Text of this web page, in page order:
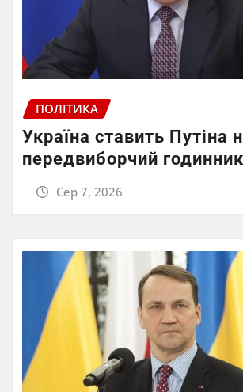
ПОЛІТИКА
Україна ставить Путіна
передвиборчий
Сер 7, 2026